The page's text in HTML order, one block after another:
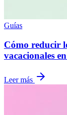
Guías
Cómo reducir
vacacionales
Leer más